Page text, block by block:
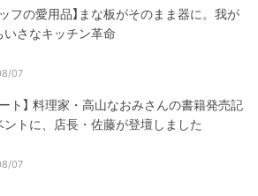
ッフの愛用品】まな板がそのまま器に。我が
いさなキッチン革命
07
ート】 料理家・高山なおみさんの書籍発売記
ントに、店長・佐藤が登壇しました
07